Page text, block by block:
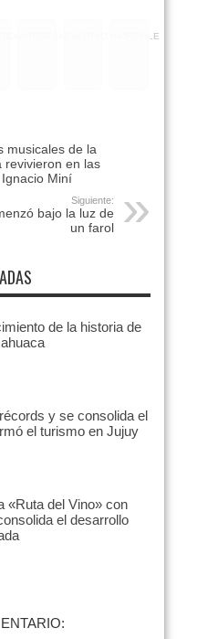
INCREIBLE
musicales de la
revivieron en las
Miní
Siguiente:
bajo la luz de
un farol
de la historia de
y se consolida el
el turismo en Jujuy
«Ruta del Vino» con
el desarrollo